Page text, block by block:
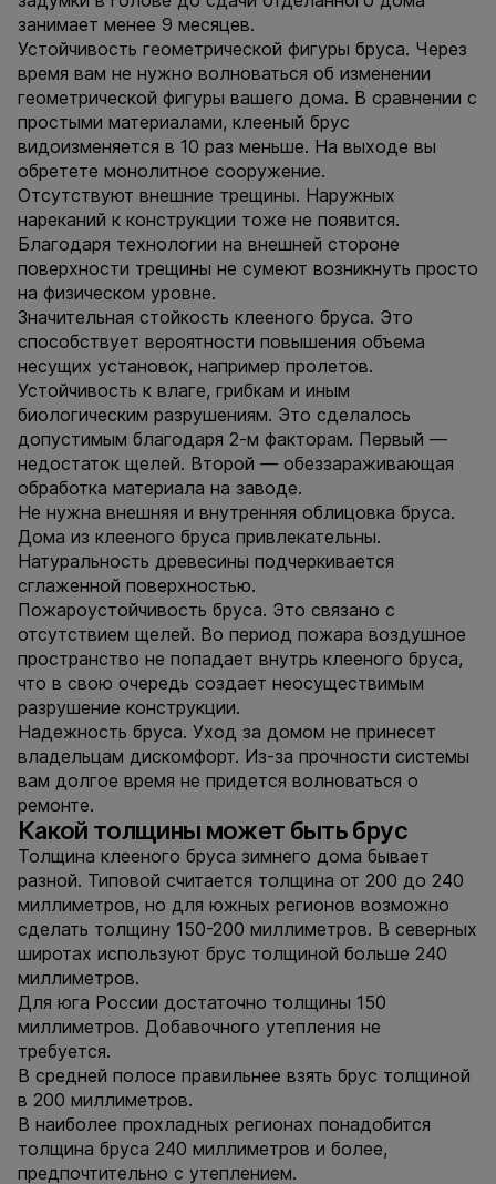
занимает менее 9 месяцев.
Устойчивость геометрической фигуры бруса. Через
время вам не нужно волноваться об изменении
геометрической фигуры вашего дома. В сравнении с
простыми материалами, клееный брус
видоизменяется в 10 раз меньше. На выходе вы
обретете монолитное сооружение.
Отсутствуют внешние трещины. Наружных
нареканий к конструкции тоже не появится.
Благодаря технологии на внешней стороне
поверхности трещины не сумеют возникнуть просто
на физическом уровне.
Значительная стойкость клееного бруса. Это
способствует вероятности повышения объема
несущих установок, например пролетов.
Устойчивость к влаге, грибкам и иным
биологическим разрушениям. Это сделалось
допустимым благодаря 2-м факторам. Первый —
недостаток щелей. Второй — обеззараживающая
обработка материала на заводе.
Не нужна внешняя и внутренняя облицовка бруса.
Дома из клееного бруса привлекательны.
Натуральность древесины подчеркивается
сглаженной поверхностью.
Пожароустойчивость бруса. Это связано с
отсутствием щелей. Во период пожара воздушное
пространство не попадает внутрь клееного бруса,
что в свою очередь создает неосуществимым
разрушение конструкции.
Надежность бруса. Уход за домом не принесет
владельцам дискомфорт. Из-за прочности системы
вам долгое время не придется волноваться о
ремонте.
Какой толщины может быть брус
Толщина клееного бруса зимнего дома бывает
разной. Типовой считается толщина от 200 до 240
миллиметров, но для южных регионов возможно
сделать толщину 150-200 миллиметров. В северных
широтах используют брус толщиной больше 240
миллиметров.
Для юга России достаточно толщины 150
миллиметров. Добавочного утепления не
требуется.
В средней полосе правильнее взять брус толщиной
в 200 миллиметров.
В наиболее прохладных регионах понадобится
толщина бруса 240 миллиметров и более,
предпочтительно с утеплением.